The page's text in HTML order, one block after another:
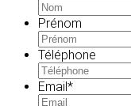
Prénom
Téléphone
Email*